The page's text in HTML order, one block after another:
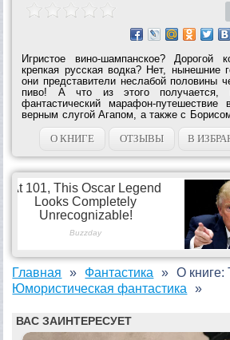
Игристое вино-шампанское? Дорогой
крепкая русская водка? Нет, нынешние
они представители неслабой половины
пиво! А что из этого получается,
фантастический марафон-
верным слугой Агапом, а также с
Николаевичем, Василием Ивановичем
книги по улицам, городам и...
О КНИГЕ ОТЗЫВЫ В
Главная
Фантастика
Юмористическая фантастика
О книге: